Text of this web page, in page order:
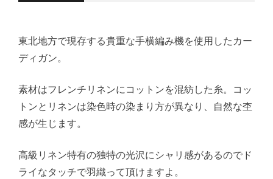
東北地方で現存する貴重な手横編み機を使用したカー
ディガン。
素材はフレンチリネンにコットンを混紡した糸。コッ
トンとリネンは染色時の染まり方が異なり、自然な杢
感が生じます。
高級リネン特有の独特の光沢にシャリ感があるのでド
ライなタッチで羽織って頂けますよ。